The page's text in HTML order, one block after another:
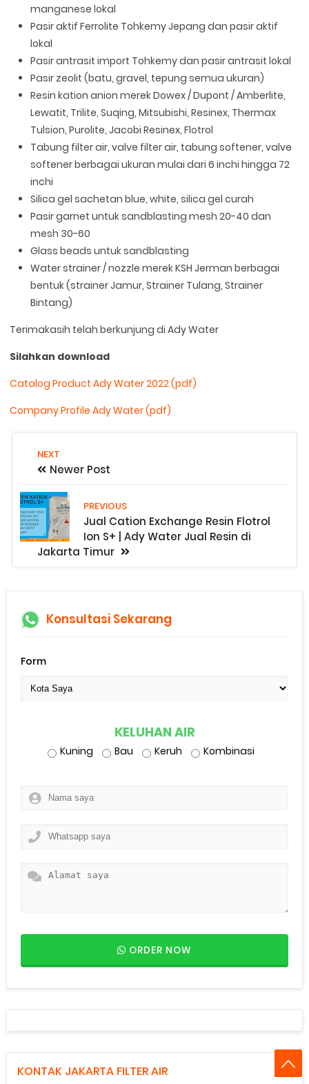
manganese lokal
Pasir aktif Ferrolite Tohkemy Jepang dan pasir aktif
lokal
Pasir antrasit import Tohkemy dan pasir antrasit lokal
Pasir zeolit (batu, gravel, tepung semua ukuran)
Resin kation anion merek Dowex / Dupont / Amberlite,
Lewatit, Trilite, Suqing, Mitsubishi, Resinex, Thermax
Tulsion, Purolite, Jacobi Resinex, Flotrol
Tabung filter air, valve filter air, tabung softener, valve
softener berbagai ukuran mulai dari 6 inchi hingga 72
inchi
Silica gel sachetan blue, white, silica gel curah
Pasir garnet untuk sandblasting mesh 20-40 dan
mesh 30-60
Glass beads untuk sandblasting
Water strainer / nozzle merek KSH Jerman berbagai
bentuk (strainer Jamur, Strainer Tulang, Strainer
Bintang)
Terimakasih telah berkunjung di Ady Water
Silahkan download
Catalog Product Ady Water 2022 (pdf)
Company Profile Ady Water (pdf)
NEXT
Newer Post
PREVIOUS
Jual Cation Exchange Resin Flotrol
Ion S+ | Ady Water Jual Resin di
Jakarta Timur
Konsultasi Sekarang
Form
KELUHAN AIR
Kuning Bau Keruh Kombinasi
ORDER NOW
KONTAK JAKARTA FILTER AIR